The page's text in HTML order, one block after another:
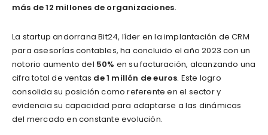
más de 12 millones de organizaciones.
La startup andorrana Bit24, líder en la implantación de CRM
para asesorías contables, ha concluido el año 2023 con un
notorio aumento del 50% en su facturación, alcanzando una
cifra total de ventas de 1 millón de euros. Este logro
consolida su posición como referente en el sector y
evidencia su capacidad para adaptarse a las dinámicas
del mercado en constante evolución.